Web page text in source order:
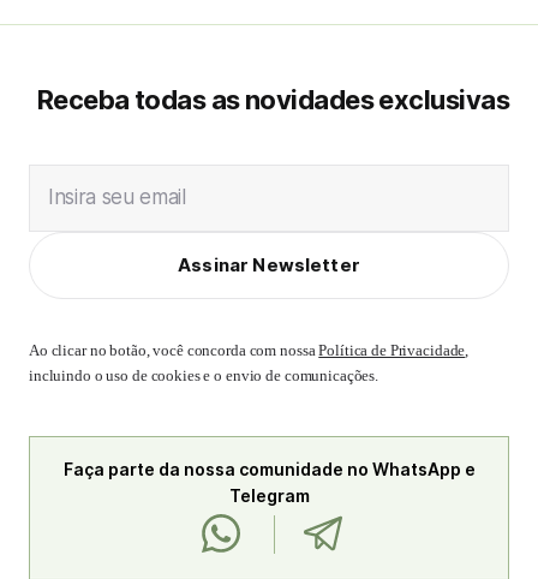
Receba todas as novidades exclusivas
Insira seu email
Assinar Newsletter
Ao clicar no botão, você concorda com nossaPolítica de Privacidade,
incluindo o uso de cookies e o envio de comunicações.
Faça parte da nossa comunidade no WhatsApp e
Telegram